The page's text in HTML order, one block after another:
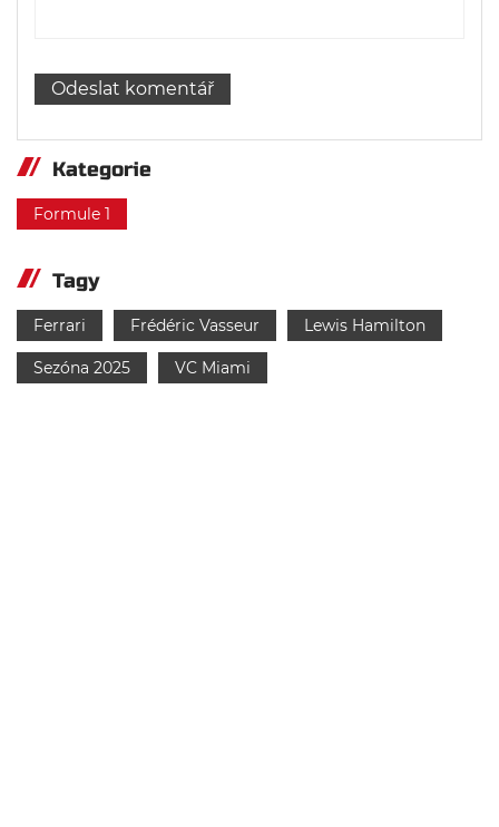
Kategorie
Formule 1
Tagy
Ferrari Frédéric Vasseur Lewis Hamilton
Sezóna 2025 VC Miami